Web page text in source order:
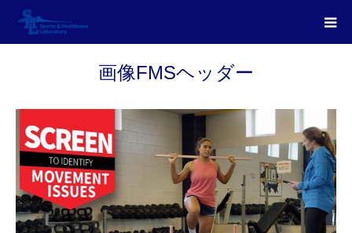
画像FMSヘッダー